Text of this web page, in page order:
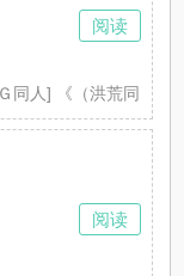
Ｇ同人] 《（洪荒同
阅读
阅读